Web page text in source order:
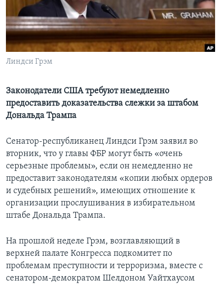
Learning English
СОЦИАЛЬНЫЕ СЕТИ
Языки
Линдси Грэм
Законодатели США требуют немедленно
предоставить доказательства слежки за штабом
Дональда Трампа
Сенатор-республиканец Линдси Грэм заявил во
вторник, что у главы ФБР могут быть «очень
серьезные проблемы», если он немедленно не
предоставит законодателям «копии любых ордеров
и судебных решений», имеющих отношение к
организации прослушивания в избирательном
штабе Дональда Трампа.
На прошлой неделе Грэм, возглавляющий в
верхней палате Конгресса подкомитет по
проблемам преступности и терроризма, вместе с
сенатором-демократом Шелдоном Уайтхаусом